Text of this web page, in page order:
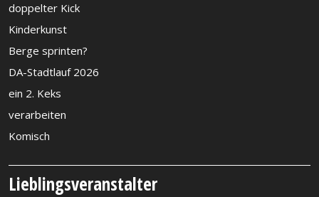
doppelter Kick
Kinderkunst
Berge sprinten?
DA-Stadtlauf 2026
ein 2. Keks
verarbeiten
Komisch
Lieblingsveranstalter